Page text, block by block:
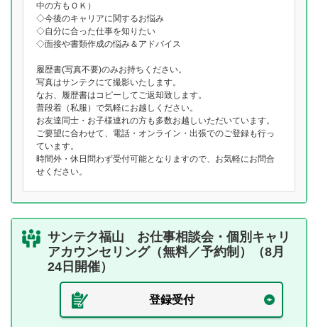
中の方もＯＫ）
◇今後のキャリアに関するお悩み
◇自分に合った仕事を知りたい
◇面接や書類作成の悩み＆アドバイス
履歴書(写真不要)のみお持ちください。
写真はサンテクにて撮影いたします。
なお、履歴書はコピーしてご返却致します。
普段着（私服）で気軽にお越しください。
お友達同士・お子様連れの方も多数お越しいただいています。
ご要望に合わせて、電話・オンライン・出張でのご登録も行っ
ています。
時間外・休日問わず受付可能となりますので、お気軽にお問合
せください。
サンテク福山 お仕事相談会・個別キャリ
アカウンセリング（無料／予約制）（8月
24日開催）
登録受付